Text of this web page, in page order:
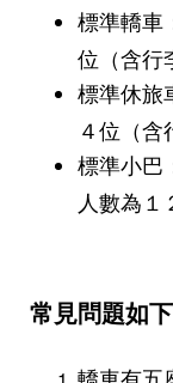
標準轎車
位（含行
標準休旅
４位（含
標準小巴
人數為１
常見問題如下
轎車有五